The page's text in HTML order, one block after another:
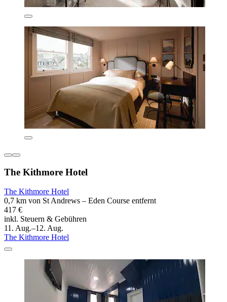
The Kithmore Hotel
The Kithmore Hotel
0,7 km von St Andrews – Eden Course entfernt
417 €
inkl. Steuern & Gebühren
11. Aug.–12. Aug.
The Kithmore Hotel